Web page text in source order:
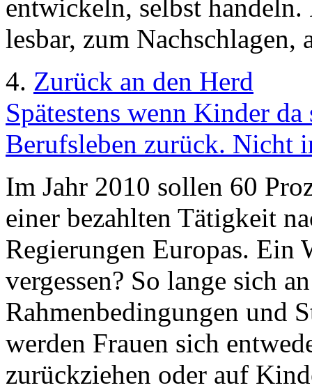
entwickeln, selbst
lesbar, zum
4. Zurück an den Herd
Spätestens wenn Kinder
Berufsleben zurück. Nicht
Im Jahr 2010 sollen 60
einer bezahlten Tätigkeit
Regierungen Europas. Ein
vergessen? So lange sich
Rahmenbedingungen und
werden Frauen sich
zurückziehen oder auf